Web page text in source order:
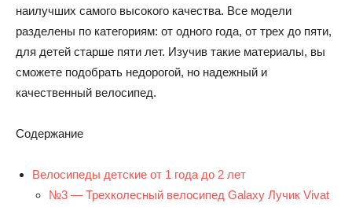
наилучших самого высокого качества. Все модели
разделены по категориям: от одного года, от трех до пяти,
для детей старше пяти лет. Изучив такие материалы, вы
сможете подобрать недорогой, но надежный и
качественный велосипед.
Содержание
Велосипеды детские от 1 года до 2 лет
№3 — Трехколесный велосипед Galaxy Лучик Vivat